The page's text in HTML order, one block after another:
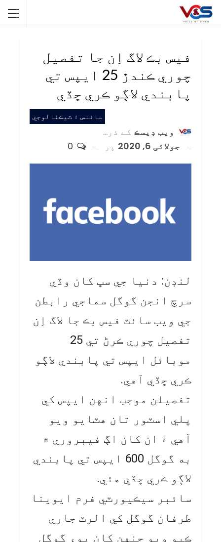
فيس بڪ لاگ اِن جا تفصيل
چوري ڪندڙ 25 ايپس تي
پابندي لاڳو ڪري ڇڏي
سائنس ۽ ٽيڪنالوجي
ويب ڊيسڪ کے ذریعہ
جولائی 6, 2020
پر
لنڊن: دنيا جي سڀ کان وڏي
سرچ انجن گوگل سماجي رابطن
جي ويب سائٽ فيس بڪ جا لاگ اِن
تفصيل چوري ڪرڻ تي 25
موبائل ايپس تي پابندي لاڳو
ڪري ڇڏي آهي.
تفصيلن موجب انهن ايپس کي
پلي اسٽور تان هٽايو ويو
آهي ۽ ان کان اڳ فيبروري ۾
به گوگل 600 ايپس تي پابندي
لاڳو ڪري ڇڏي هئي.
سائبر سيڪيورٽي فرم ايوينا
طرفان گوگل کي الرٽ جاري
ڪيو ويو جنهن کان پوءِ گوگل